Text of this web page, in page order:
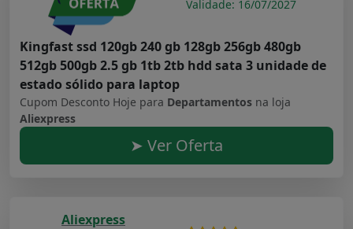
Validade: 16/07/2027
Kingfast ssd 120gb 240 gb 128gb 256gb 480gb
512gb 500gb 2.5 gb 1tb 2tb hdd sata 3 unidade de
estado sólido para laptop
Cupom Desconto Hoje para Departamentos na loja
Aliexpress
➤ Ver Oferta
Aliexpress